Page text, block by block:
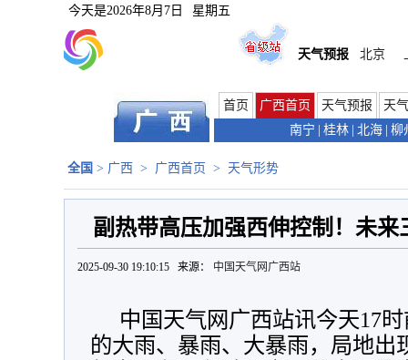
今天是2026年8月7日 星期五
天气预报 北京
首页 广西首页 天气预报
天
南宁
桂林 北海 柳
全国 > 广西 > 广西首页 > 天气形势
副热带高压加强西伸控制！未
2025-09-30 19:10:15 来源： 中国天气网广西站
中国天气网广西站讯今天17
的大雨、暴雨、大暴雨，局地出